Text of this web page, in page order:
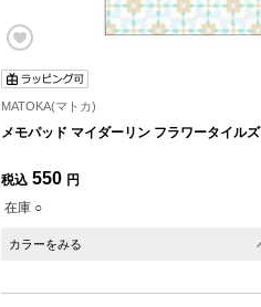
MATOKA(マトカ)
メモパッド マイダーリン フラワータイルズ
税込 550 円
在庫 ○
カラーをみる